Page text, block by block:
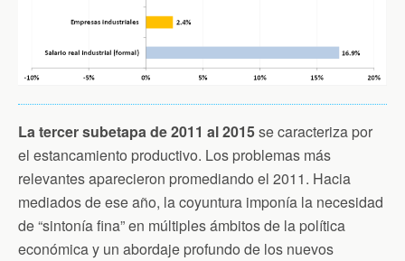
La tercer subetapa de 2011 al 2015se caracteriza por
el estancamiento productivo. Los problemas más
relevantes aparecieron promediando el 2011. Hacia
mediados de ese año, la coyuntura imponía la necesidad
de “sintonía fina” en múltiples ámbitos de la política
económica y un abordaje profundo de los nuevos